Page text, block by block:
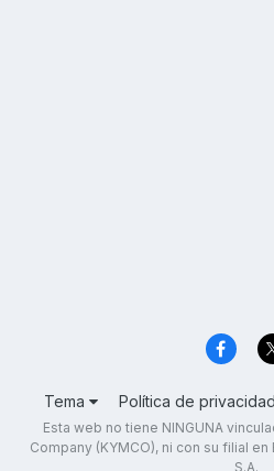
Tema Política de privacidad
Esta web no tiene NINGUNA
Company (KYMCO), ni con su filial en
S.A.